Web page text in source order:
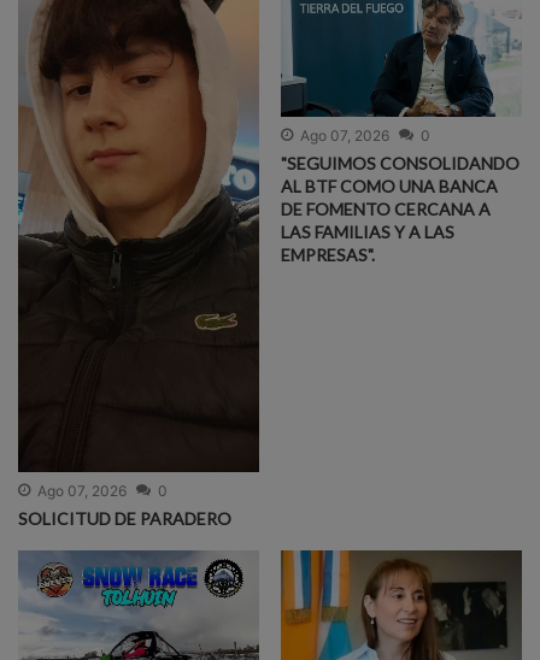
Ago 07, 2026 0
SOLICITUD DE PARADERO
Ago 07, 2026 0
"SEGUIMOS CONSOLIDANDO
AL BTF COMO UNA BANCA
DE FOMENTO CERCANA A
LAS FAMILIAS Y A LAS
EMPRESAS".